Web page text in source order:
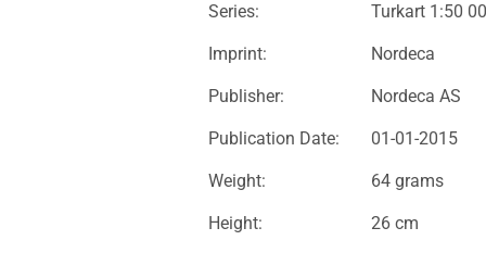
Series: Turkart 1:50
Imprint: Nordeca
Publisher: Nordeca AS
Publication Date: 01-01-2015
Weight: 64 grams
Height: 26 cm